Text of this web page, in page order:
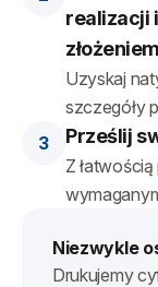
realizacji
Uzyskaj
szczegóły
Prześlij
Z
Niezwykle
Drukujemy